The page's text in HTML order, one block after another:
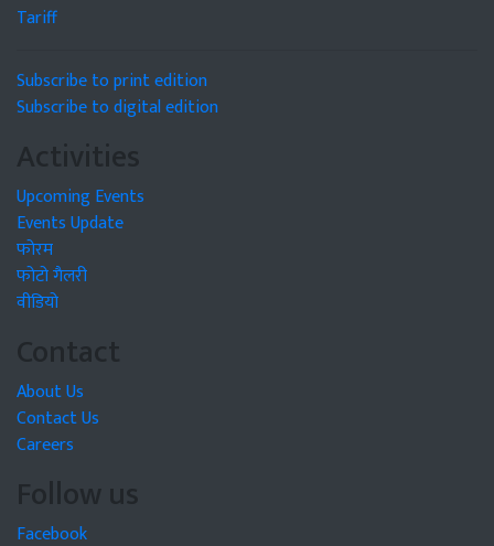
Tariff
Subscribe to print edition
Subscribe to digital edition
Activities
Upcoming Events
Events Update
फोरम
फोटो गैलरी
वीडियो
Contact
About Us
Contact Us
Careers
Follow us
Facebook